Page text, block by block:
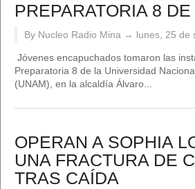
PREPARATORIA 8
By Nucleo Radio Mina → lunes, 25 de
Jóvenes encapuchados tomaron las
Preparatoria 8 de la Universidad
(UNAM), en la alcaldía Álvaro...
OPERAN A SOPHIA
UNA FRACTURA DE
TRAS CAÍDA